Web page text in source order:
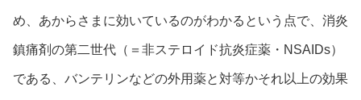
め、あからさまに効いているのがわかるという点で、消炎
鎮痛剤の第二世代（＝非ステロイド抗炎症薬・NSAIDs）
である、バンテリンなどの外用薬と対等かそれ以上の効果